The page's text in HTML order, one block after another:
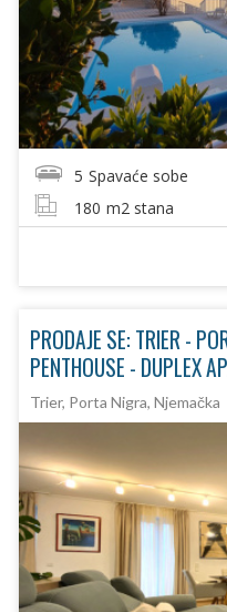
5 Spavaće sobe
180 m2 stana
PRODAJE SE: TRIER -
PENTHOUSE - DUPLEX
Trier, Porta Nigra, Njemačka